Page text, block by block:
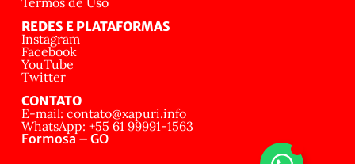
REDES E PLATAFORMAS
Instagram
Facebook
YouTube
Twitter
CONTATO
E-mail: contato@xapuri.info
WhatsApp: +55 61 99991-1563
Formosa – GO